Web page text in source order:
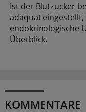
Ist der Blutzucker
adäquat
endokrinologische
Überblick.
KOMMENTARE